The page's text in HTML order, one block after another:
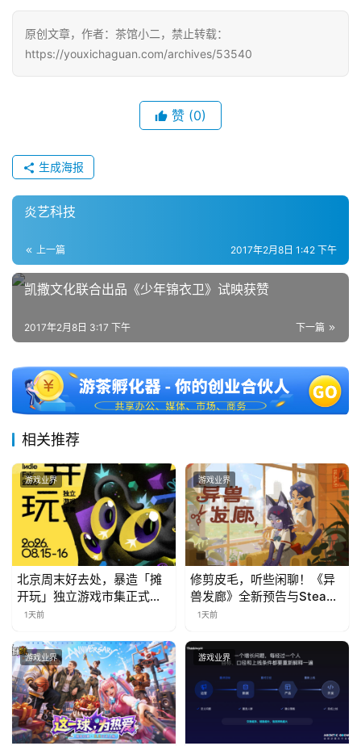
3
0
茶
对
会
上
站
中
中
国
原创文章，作者：茶馆小二，禁止转载：
https://youxichaguan.com/archives/53540
赞 (0)
生成海报
炎艺科技
上一篇 2017年2月8日 1:42 下午
凯撒文化联合出品《少年锦衣卫》试映获赞
下一篇
2017年2月8日 3:17 下午
相关推荐
游戏业界
北京周末好去处，暴造「摊
开玩」独立游戏市集正式开
票！
1天前
游戏业界
修剪皮毛，听些闲聊！《异
兽发廊》全新预告与Steam
免费试玩公开
1天前
游戏业界 游戏业界